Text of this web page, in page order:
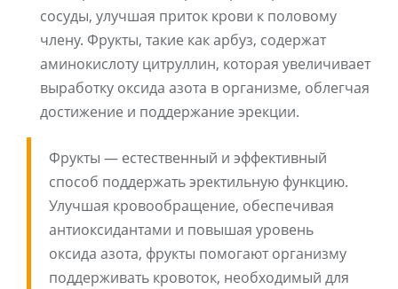
сосуды, улучшая приток крови к половому
члену. Фрукты, такие как арбуз, содержат
аминокислоту цитруллин, которая увеличивает
выработку оксида азота в организме, облегчая
достижение и поддержание эрекции.
Фрукты — естественный и эффективный
способ поддержать эректильную функцию.
Улучшая кровообращение, обеспечивая
антиоксидантами и повышая уровень
оксида азота, фрукты помогают организму
поддерживать кровоток, необходимый для